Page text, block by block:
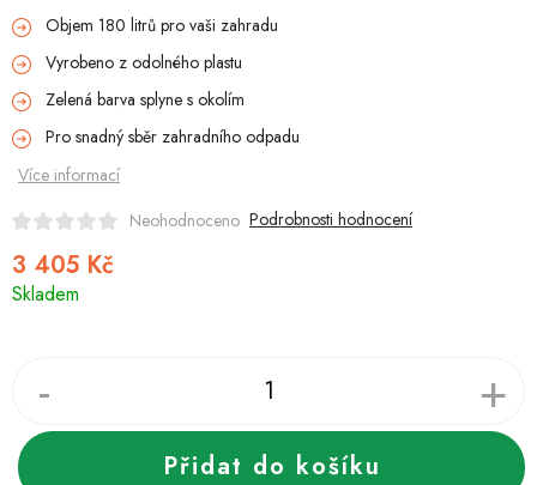
Akční ceny
Půjčovna Kontaktuje nás
Obchodní podmínky
Vrácení a reklamace
Podmínky ochrany osobních údajů
Obchodní podmínky pro podnikatele
Zásady používání cookies
O nás Blog
3 405 Kč
Skladem
Přidat do košíku
Objem 180 litrů pro vaši zahradu
Vyrobeno z odolného plastu
Zelená barva splyne s okolím
Pro snadný sběr zahradního odpadu
Více informací
Neohodnoceno Podrobnosti hodnocení